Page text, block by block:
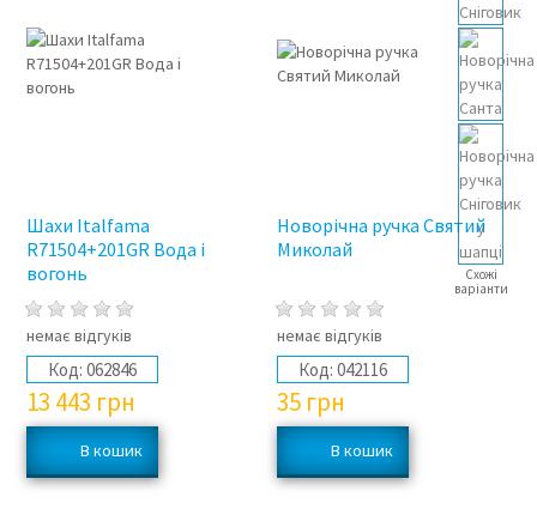
Шахи Italfama
R71504+201GR Вода і
вогонь
немає відгуків
Код: 062846
13 443 грн
Схожі
варіанти
Новорічна ручка Святий
Миколай
немає відгуків
Код: 042116
35 грн